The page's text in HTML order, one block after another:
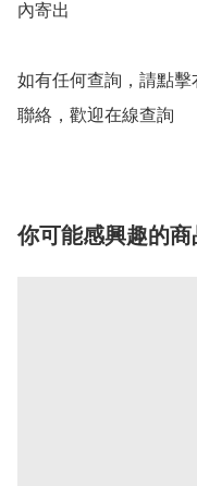
內寄出
如有任何查詢，請點
聯絡，歡迎在線查詢
你可能感興趣的商